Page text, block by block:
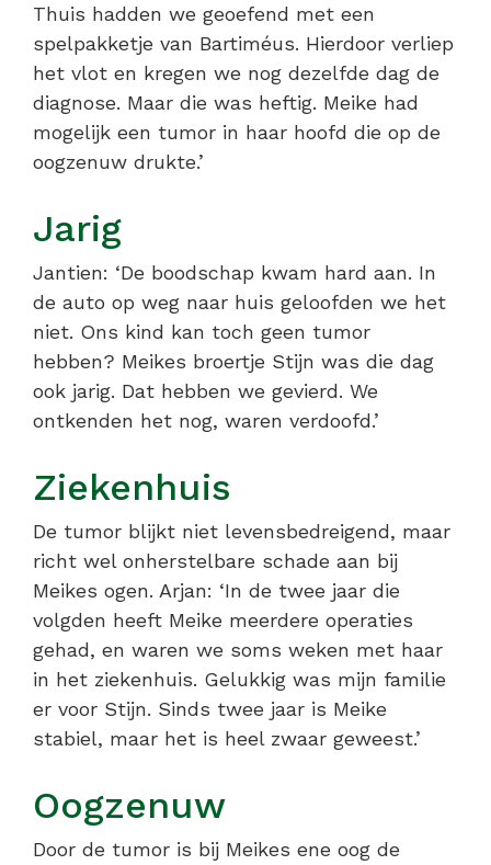
Thuis hadden we geoefend met een
spelpakketje van Bartiméus. Hierdoor verliep
het vlot en kregen we nog dezelfde dag de
diagnose. Maar die was heftig. Meike had
mogelijk een tumor in haar hoofd die op de
oogzenuw drukte.’
Jarig
Jantien: ‘De boodschap kwam hard aan. In
de auto op weg naar huis geloofden we het
niet. Ons kind kan toch geen tumor
hebben? Meikes broertje Stijn was die dag
ook jarig. Dat hebben we gevierd. We
ontkenden het nog, waren verdoofd.’
Ziekenhuis
De tumor blijkt niet levensbedreigend, maar
richt wel onherstelbare schade aan bij
Meikes ogen. Arjan: ‘In de twee jaar die
volgden heeft Meike meerdere operaties
gehad, en waren we soms weken met haar
in het ziekenhuis. Gelukkig was mijn familie
er voor Stijn. Sinds twee jaar is Meike
stabiel, maar het is heel zwaar geweest.’
Oogzenuw
Door de tumor is bij Meikes ene oog de